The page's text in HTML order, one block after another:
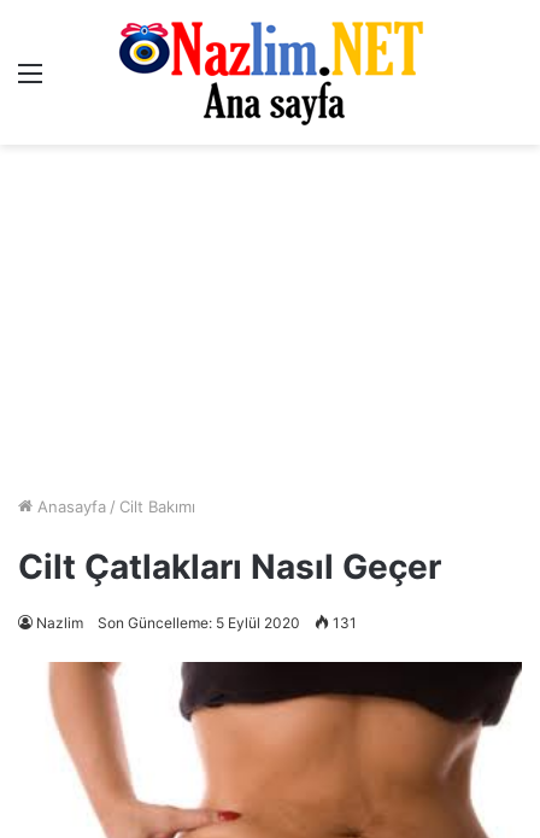
Menü
Anasayfa / Cilt Bakımı
Cilt Çatlakları Nasıl Geçer
Nazlim Son Güncelleme: 5 Eylül 2020 131